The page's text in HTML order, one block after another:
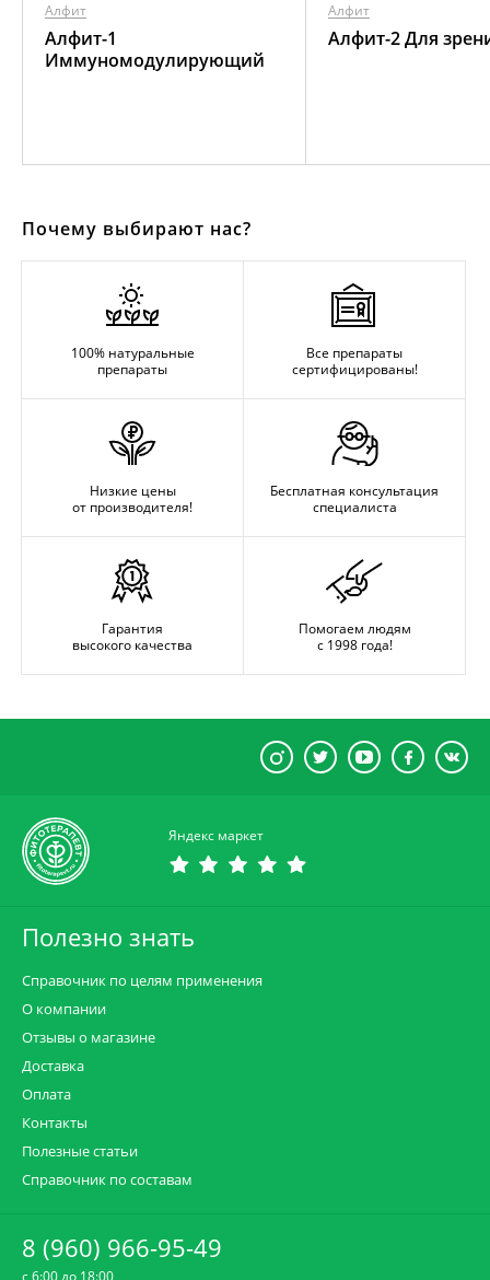
Алфит
Алфит-1
Иммуномодулирующий
Алфит
Алфит-2 Для
Почему выбирают нас?
100% натуральные
препараты
Все препараты
сертифицированы!
Низкие цены
от производителя!
Бесплатная консультация
специалиста
Гарантия
высокого качества
Помогаем людям
с 1998 года!
Яндекс маркет
Полезно знать
Справочник по целям применения
О компании
Отзывы о магазине
Доставка
Оплата
Контакты
Полезные статьи
Справочник по составам
8 (960) 966-95-49
c 6:00 до 18:00